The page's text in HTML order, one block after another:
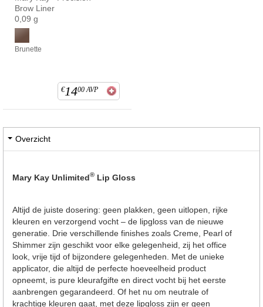
Brow Liner
0,09 g
Brunette
€1400 AVP
Overzicht
Mary Kay Unlimited® Lip Gloss
Altijd de juiste dosering: geen plakken, geen uitlopen, rijke
kleuren en verzorgend vocht – de lipgloss van de nieuwe
generatie. Drie verschillende finishes zoals Creme, Pearl of
Shimmer zijn geschikt voor elke gelegenheid, zij het office
look, vrije tijd of bijzondere gelegenheden. Met de unieke
applicator, die altijd de perfecte hoeveelheid product
opneemt, is pure kleurafgifte en direct vocht bij het eerste
aanbrengen gegarandeerd. Of het nu om neutrale of
krachtige kleuren gaat, met deze lipgloss zijn er geen